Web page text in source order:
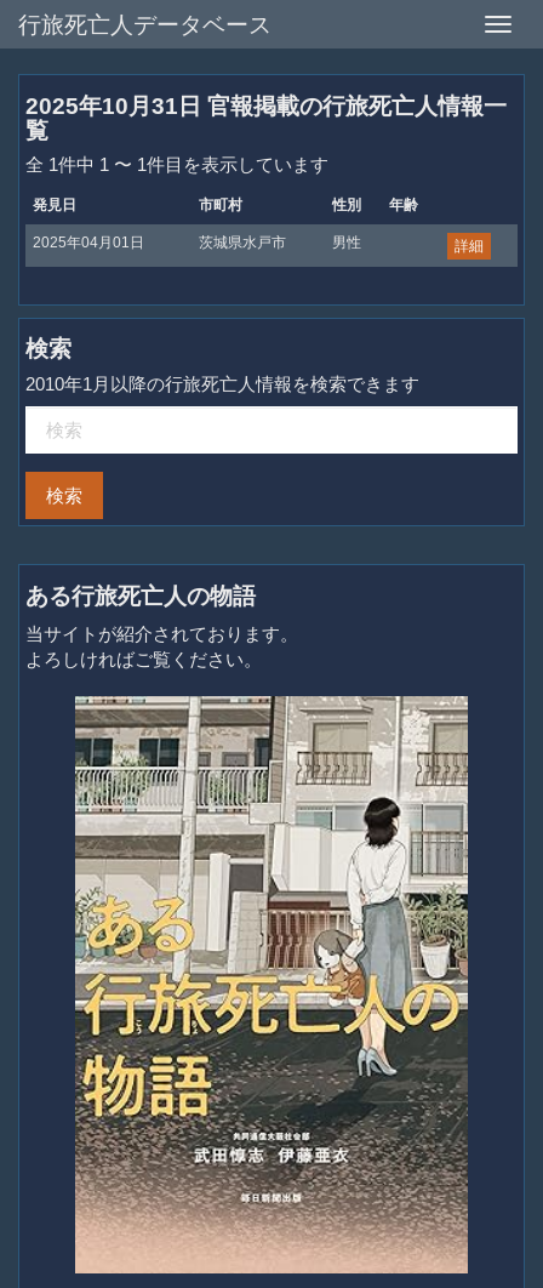
Toggle
行旅死亡人データベース
2025年10月31日 官報掲載の行旅死亡人情報一
覧
全 1件中 1 〜 1件目を表示しています
発見日 市町村 性別 年齢
2025年04月01日 茨城県水戸市 男性 詳細
検索
2010年1月以降の行旅死亡人情報を検索できます
ある行旅死亡人の物語
当サイトが紹介されております。
よろしければご覧ください。